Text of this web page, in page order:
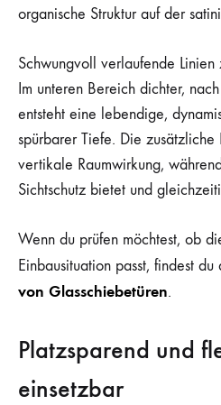
organische Struktur auf der
Schwungvoll verlaufende
Im unteren Bereich dichter,
entsteht eine lebendige,
spürbarer Tiefe. Die
vertikale Raumwirkung,
Sichtschutz bietet und
Wenn du prüfen möchtest, ob
Einbausituation passt, findest
von Glasschiebetüren.
Platzsparend und
einsetzbar